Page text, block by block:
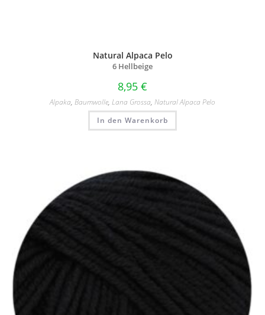
Natural Alpaca Pelo
6 Hellbeige
8,95 €
Alpaka, Baumwolle, Lana Grossa, Natural Alpaca Pelo
In den Warenkorb